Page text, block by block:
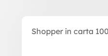
Shopper in carta